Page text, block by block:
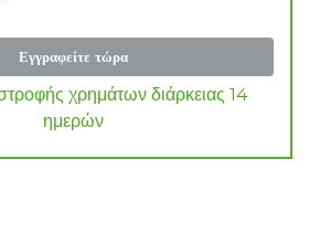
Εγγραφείτε τώρα
χρημάτων διάρκειας 14
ημερών